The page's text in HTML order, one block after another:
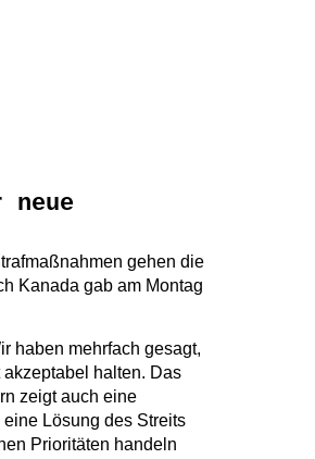
neue
gehen die
Kanada gab am Montag
haben mehrfach gesagt,
halten. Das
zeigt auch eine
Lösung des Streits
Prioritäten handeln